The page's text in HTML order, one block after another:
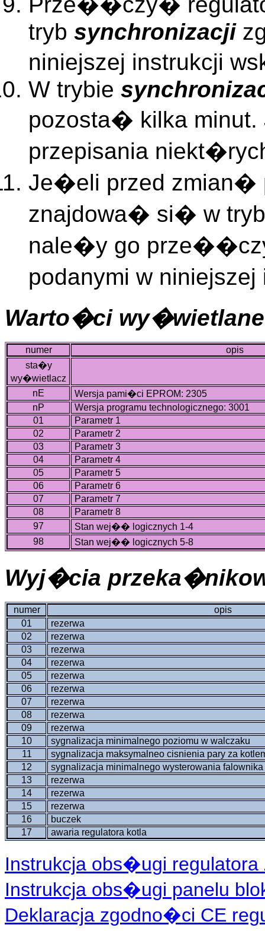
tryb synchronizacji
niniejszej instrukcji
W trybie
pozosta� kilka
przepisania
Je�eli przed zmian�
znajdowa� si� w
nale�y go
podanymi w
Warto�ci wy�wietlane
numer
opis
sta�y
wy�wietlacz
nE
Wersja pami�ci EPROM: 2305
nP
Wersja programu technologicznego: 3001
01
Parametr 1
02
Parametr 2
03
Parametr 3
04
Parametr 4
05
Parametr 5
06
Parametr 6
07
Parametr 7
08
Parametr 8
97
Stan wej�� logicznych 1-4
98
Stan wej�� logicznych 5-8
Wyj�cia
numer
opis
01
rezerwa
02
rezerwa
03
rezerwa
04
rezerwa
05
rezerwa
06
rezerwa
07
rezerwa
08
rezerwa
09
rezerwa
10
sygnalizacja minimalnego poziomu w walczaku
11
sygnalizacja maksymalneo cisnienia pary za
12
sygnalizacja minimalnego wysterowania
13
rezerwa
14
rezerwa
15
rezerwa
16
buczek
17
awaria regulatora kotla
Instrukcja obs�ugi regulatora
Instrukcja obs�ugi panelu
Deklaracja zgodno�ci CE